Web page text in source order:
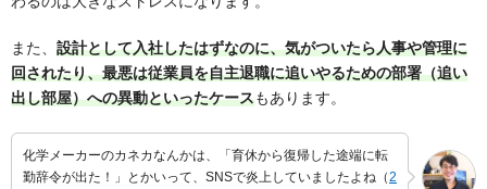
また、 設計として入社したはずなのに、気がついたら人事や管理に
回されたり、最悪は従業員を自主退職に追いやるための部署（追い
出し部屋）への異動といったケースもあります。
化学メーカーのカネカなんかは、「育休から復帰した途端に転
勤辞令が出た！」とかいって、SNSで炎上していましたよね（2